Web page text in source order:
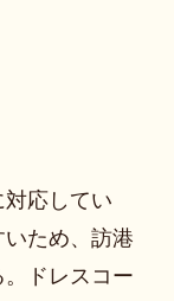
応してい
ため、訪港
ドレスコー